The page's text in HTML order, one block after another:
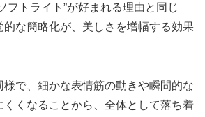
フトライト”が好まれる理由と同じ
的な簡略化が、美しさを増幅する効果
様で、細かな表情筋の動きや瞬間的な
くくなることから、全体として落ち着